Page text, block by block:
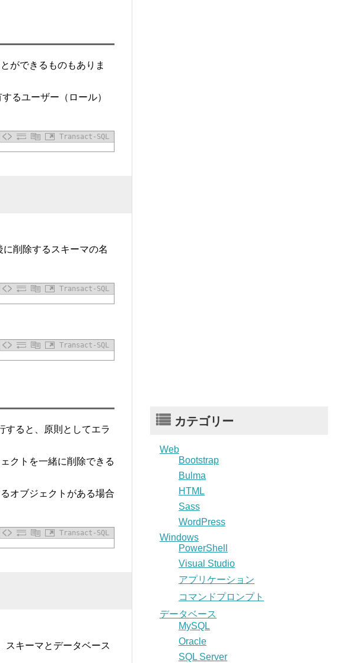
ができるものもありま
るユーザー（ロール）
Transact-SQL
削除するスキーマの名
Transact-SQL
Transact-SQL
すると、原則としてエラ
クトを一緒に削除できる
オブジェクトがある場合
Transact-SQL
スキーマとデータベース
カテゴリー
Web
Bootstrap
Bulma
HTML
Sass
WordPress
Windows
PowerShell
Visual Studio
アプリケーション
コマンドプロンプト
データベース
MySQL
Oracle
SQL Server